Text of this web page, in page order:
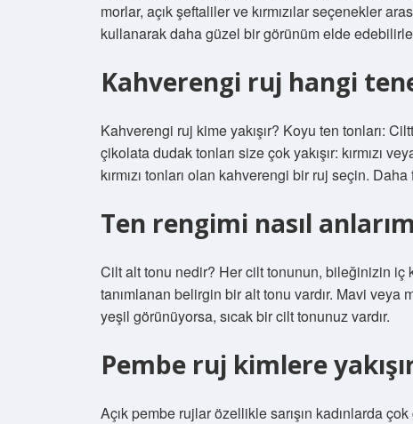
morlar, açık şeftaliler ve kırmızılar seçenekler
kullanarak daha güzel bir görünüm elde
Kahverengi ruj hangi
Kahverengi ruj kime yakışır? Koyu ten tonları:
çikolata dudak tonları size çok yakışır: kırmızı
kırmızı tonları olan kahverengi bir ruj seçin.
Ten rengimi nasıl
Cilt alt tonu nedir? Her cilt tonunun, bileğinizin iç
tanımlanan belirgin bir alt tonu vardır. Mavi veya
yeşil görünüyorsa, sıcak bir cilt tonunuz vardır.
Pembe ruj kimlere
Açık pembe rujlar özellikle sarışın kadınlarda